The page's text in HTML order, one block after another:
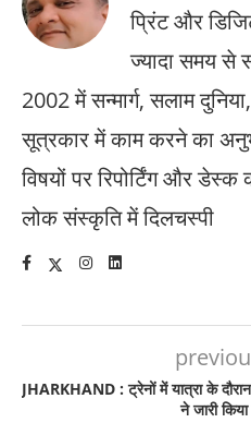
प्रिंट और
ज्यादा समय से
2002 में सन्मार्ग, सलाम
सूत्रकार में काम करने का
विषयों पर रिपोर्टिंग और
लोक संस्कृति में दिलचस्पी
JHARKHAND : ट्रेनों में यात्रा के
ने जारी